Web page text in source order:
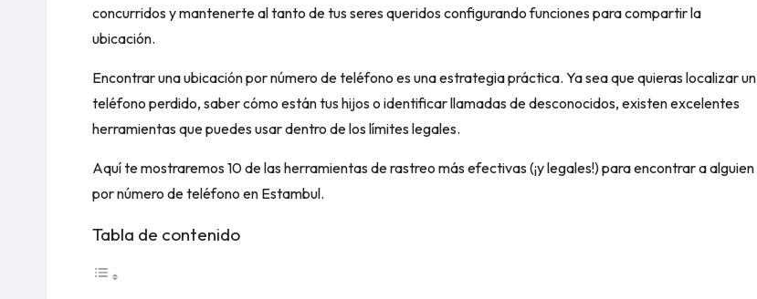
concurridos y mantenerte al tanto de tus seres queridos configurando funciones para compartir la
ubicación.
Encontrar una ubicación por número de teléfono es una estrategia práctica. Ya sea que quieras localizar un
teléfono perdido, saber cómo están tus hijos o identificar llamadas de desconocidos, existen excelentes
herramientas que puedes usar dentro de los límites legales.
Aquí te mostraremos 10 de las herramientas de rastreo más efectivas (¡y legales!) para encontrar a alguien
por número de teléfono en Estambul.
Tabla de contenido